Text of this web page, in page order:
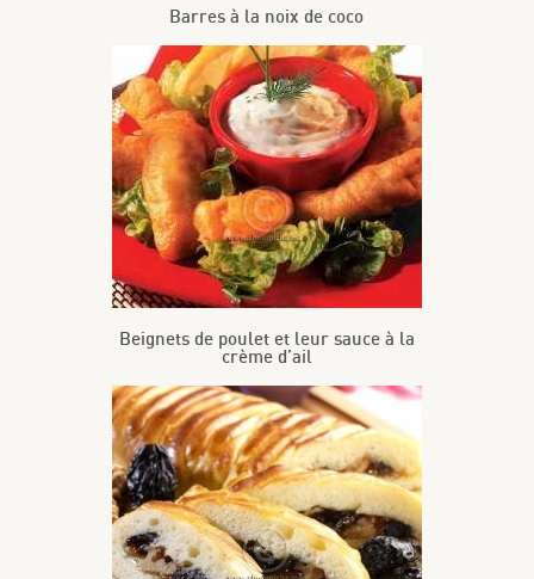
Barres à la noix de coco
Beignets de poulet et leur sauce à la
crème d’ail